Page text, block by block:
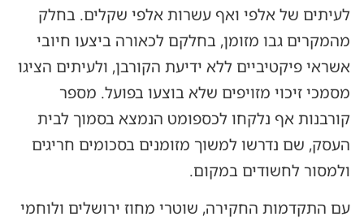
לעיתים של אלפי ואף עשרות אלפי שקלים. בחלק
מהמקרים גבו מזומן, בחלקם לכאורה ביצעו חיובי
אשראי פיקטיביים ללא ידיעת הקורבן, ולעיתים הציגו
מסמכי זיכוי מזויפים שלא בוצעו בפועל. מספר
קורבנות אף נלקחו לכספומט הנמצא בסמוך לבית
העסק, שם נדרשו למשוך מזומנים בסכומים חריגים
ולמסור לחשודים במקום.
עם התקדמות החקירה, שוטרי מחוז ירושלים ולוחמי